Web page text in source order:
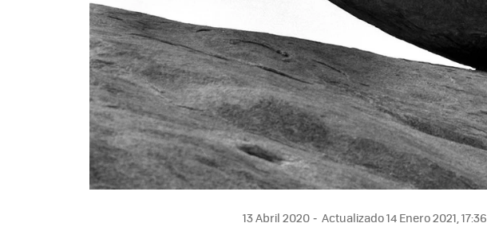
13 Abril 2020 Actualizado 14 Enero 2021, 17:36